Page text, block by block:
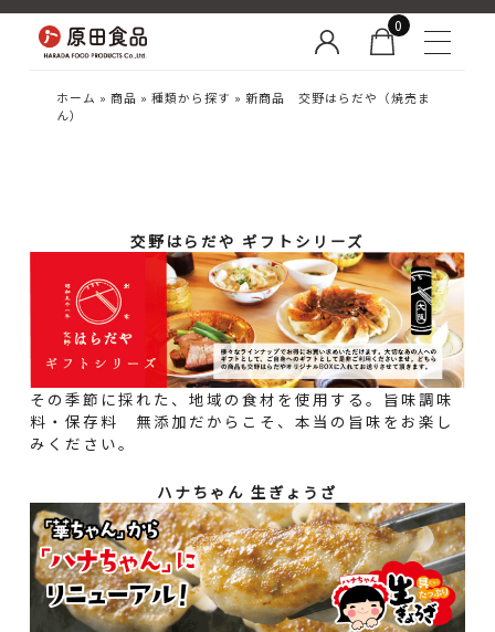
0
ホーム » 商品 » 種類から探す » 新商品 交野はらだや（焼売ま
ん）
交野はらだや ギフトシリーズ
その季節に採れた、地域の食材を使用する。旨味調味
料・保存料 無添加だからこそ、本当の旨味をお楽し
みください。
ハナちゃん 生ぎょうざ